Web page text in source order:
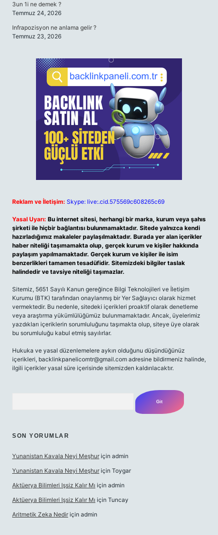
3un 1i ne demek ?
Temmuz 24, 2026
Infrapozisyon ne anlama gelir ?
Temmuz 23, 2026
Reklam ve İletişim: Skype: live:.cid.575569c608265c69
Yasal Uyarı: Bu internet sitesi, herhangi bir marka, kurum veya şahıs
şirketi ile hiçbir bağlantısı bulunmamaktadır. Sitede yalnızca kendi
hazırladığımız makaleler paylaşılmaktadır. Burada yer alan içerikler
haber niteliği taşımamakta olup, gerçek kurum ve kişiler hakkında
paylaşım yapılmamaktadır. Gerçek kurum ve kişiler ile isim
benzerlikleri tamamen tesadüfidir. Sitemizdeki bilgiler taslak
halindedir ve tavsiye niteliği taşımazlar.
Sitemiz, 5651 Sayılı Kanun gereğince Bilgi Teknolojileri ve İletişim
Kurumu (BTK) tarafından onaylanmış bir Yer Sağlayıcı olarak hizmet
vermektedir. Bu nedenle, sitedeki içerikleri proaktif olarak denetleme
veya araştırma yükümlülüğümüz bulunmamaktadır. Ancak, üyelerimiz
yazdıkları içeriklerin sorumluluğunu taşımakta olup, siteye üye olarak
bu sorumluluğu kabul etmiş sayılırlar.
Hukuka ve yasal düzenlemelere aykırı olduğunu düşündüğünüz
içerikleri, backlinkpanelicomtr@gmail.com adresine bildirmeniz halinde,
ilgili içerikler yasal süre içerisinde sitemizden kaldırılacaktır.
SON YORUMLAR
Yunanistan Kavala Neyi Meşhur için admin
Yunanistan Kavala Neyi Meşhur için Toygar
Aktüerya Bilimleri Işsiz Kalır Mı için admin
Aktüerya Bilimleri Işsiz Kalır Mı için Tuncay
Aritmetik Zeka Nedir için admin